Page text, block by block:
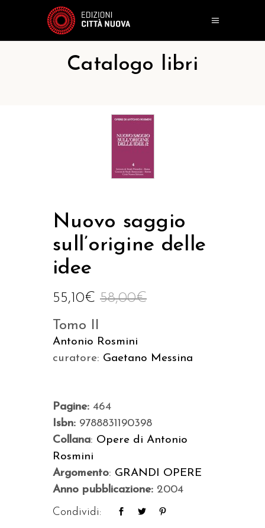
Catalogo libri
Nuovo saggio
sull’origine delle
idee
58,00€
55,10€
Tomo II
Antonio Rosmini
curatore: Gaetano Messina
Pagine: 464
Isbn: 9788831190398
Collana: Opere di Antonio
Rosmini
Argomento: GRANDI OPERE
Anno pubblicazione: 2004
Condividi: